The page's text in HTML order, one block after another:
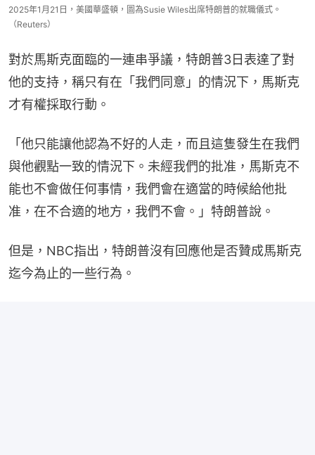
2025年1月21日，美國華盛頓，圖為Susie Wiles出席特朗普的就職儀式。
（Reuters）
對於馬斯克面臨的一連串爭議，特朗普3日表達了對
他的支持，稱只有在「我們同意」的情況下，馬斯克
才有權採取行動。
「他只能讓他認為不好的人走，而且這隻發生在我們
與他觀點一致的情況下。未經我們的批准，馬斯克不
能也不會做任何事情，我們會在適當的時候給他批
准，在不合適的地方，我們不會。」特朗普說。
但是，NBC指出，特朗普沒有回應他是否贊成馬斯克
迄今為止的一些行為。